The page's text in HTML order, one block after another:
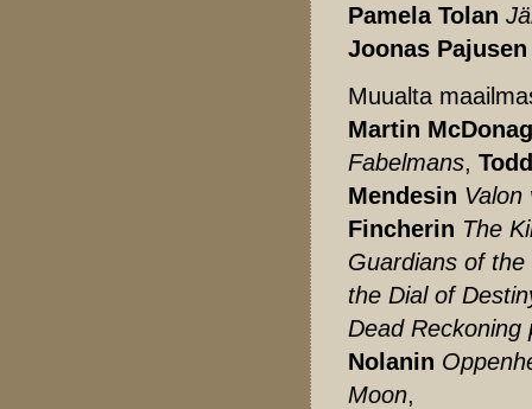
Pamela Tolan
Joonas Pajusen
Muualta
Martin
Fabelmans,
Mendesin Valon
Fincherin The
Guardians of
the Dial of
Dead Reckoning
Nolanin
Moon,